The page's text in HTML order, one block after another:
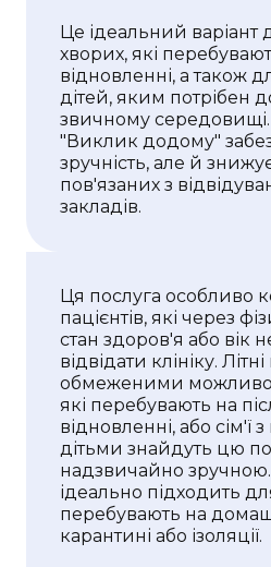
Це ідеальний варіант
хворих, які
відновленні, а також
дітей, яким потрібен
звичному середовищі.
"Виклик додому"
зручність, але й
пов'язаних з
закладів.
Ця послуга особливо
пацієнтів, які через
стан здоров'я або вік
відвідати клініку.
обмеженими
які перебувають на
відновленні, або сім'ї
дітьми знайдуть цю
надзвичайно
ідеально підходить
перебувають на
карантині або ізоляції.